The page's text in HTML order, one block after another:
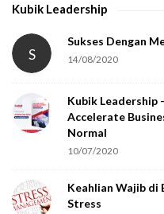
Kubik Leadership
S
Sukses Dengan
14/08/2020
Kubik Leadership
Accelerate
Normal
10/07/2020
Keahlian Wajib di
Stress